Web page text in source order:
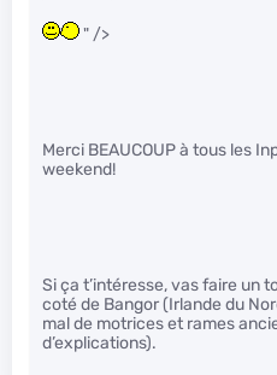
" />
Merci BEAUCOUP à tous les
weekend!
Si ça t’intéresse, vas faire un
coté de Bangor (Irlande du
mal de motrices et rames
d’explications).